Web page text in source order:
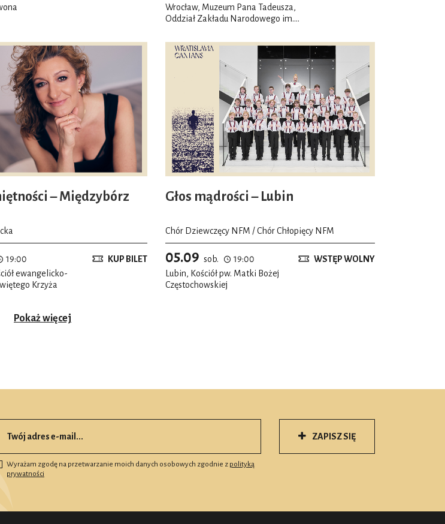
Wrocław, Muzeum Pana Tadeusza,
Oddział Zakładu Narodowego im.
– Międzybórz
19:00
ewangelicko-
Krzyża
KUP BILET
Głos mądrości – Lubin
Chór Dziewczęcy NFM / Chór Chłopięcy NFM
05.09 sob.
19:00
Lubin, Kościół pw. Matki Bożej
Częstochowskiej
WSTĘP WOLNY
Pokaż więcej
Wyrażam zgodę na przetwarzanie moich danych osobowych zgodnie z polityką
prywatności
ZAPISZ SIĘ